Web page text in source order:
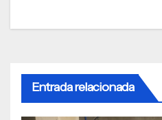
Entrada relacionada